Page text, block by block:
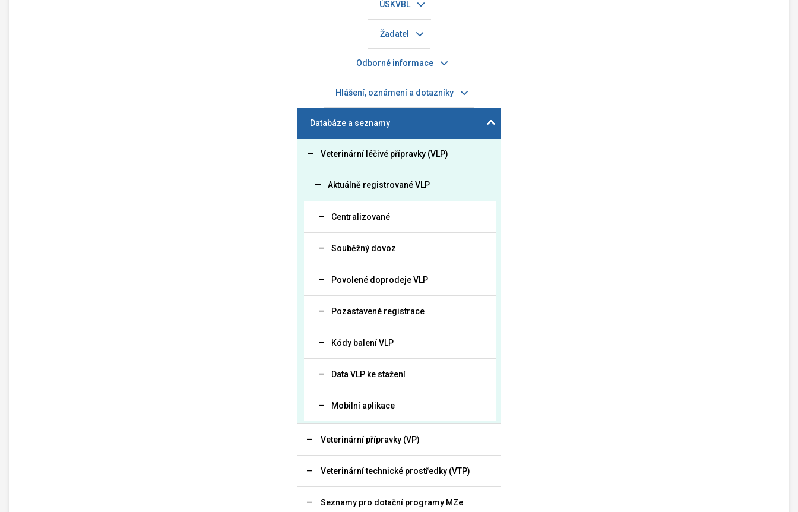
ÚSKVBL
Žadatel
Odborné informace
Hlášení, oznámení a dotazníky
Databáze a seznamy
Veterinární léčivé přípravky (VLP)
Aktuálně registrované VLP
Centralizované
Souběžný dovoz
Povolené doprodeje VLP
Pozastavené registrace
Kódy balení VLP
Data VLP ke stažení
Mobilní aplikace
Veterinární přípravky (VP)
Veterinární technické prostředky (VTP)
Seznamy pro dotační programy MZe